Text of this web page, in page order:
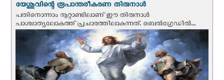
യേശുവിന്റെ രൂപാന്തരീകരണ തിരുനാള്‍
പതിനൊന്നാം നൂറ്റാണ്ടിലാണ് ഈ തിരുനാള്‍
പാശ്ചാത്യലോകത്ത് പ്രചാരത്തിലാകുന്നത്. ബെല്‍ഗ്രേഡില്‍...